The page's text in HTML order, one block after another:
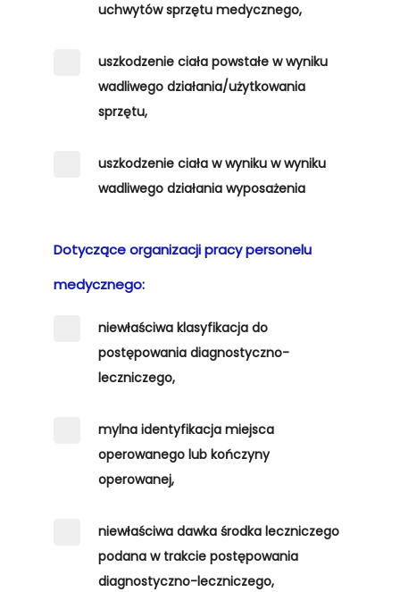
uchwytów sprzętu medycznego,
uszkodzenie ciała powstałe w wyniku
wadliwego działania/użytkowania
sprzętu,
uszkodzenie ciała w wyniku w wyniku
wadliwego działania wyposażenia
Dotyczące organizacji pracy personelu
medycznego:
niewłaściwa klasyfikacja do
postępowania diagnostyczno-
leczniczego,
mylna identyfikacja miejsca
operowanego lub kończyny
operowanej,
niewłaściwa dawka środka leczniczego
podana w trakcie postępowania
diagnostyczno-leczniczego,